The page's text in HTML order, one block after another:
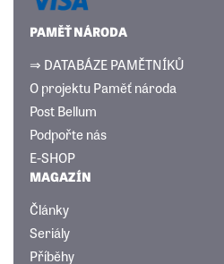
PAMĚŤ NÁRODA
⇒ DATABÁZE PAMĚTNÍKŮ
O projektu Paměť národa
Post Bellum
Podpořte nás
E-SHOP
MAGAZÍN
Články
Seriály
Příběhy